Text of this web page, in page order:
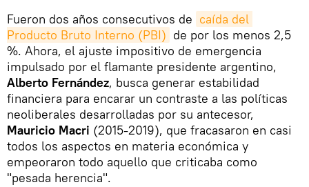
Fueron dos años consecutivos de caída del
Producto Bruto Interno (PBI) de por los menos 2,5
%. Ahora, el ajuste impositivo de emergencia
impulsado por el flamante presidente argentino,
Alberto Fernández, busca generar estabilidad
financiera para encarar un contraste a las políticas
neoliberales desarrolladas por su antecesor,
Mauricio Macri (2015-2019), que fracasaron en casi
todos los aspectos en materia económica y
empeoraron todo aquello que criticaba como
"pesada herencia".